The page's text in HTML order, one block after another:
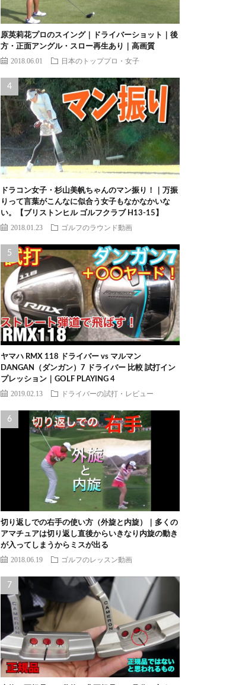
原英莉花プロのスイング｜ドライバーショット｜後
方・正面アングル・スロー再生あり｜高画質
2018.06.01 日本のトッププロ・女子
ドラコン女子・杉山美帆ちゃんのマン振り！｜万振
りって言葉がこんなに似合う女子もなかなかいな
い。【ブリストンヒル ゴルフクラブ H13-15】
2018.01.23 ゴルフのラウンド動画
ヤマハ RMX 118 ドライバー vs マルマン
DANGAN（ダンガン）7 ドライバー 比較 試打イン
プレッション｜GOLF PLAYING 4
2019.02.13 ドライバーの試打・レビュー
切り返しでの右手の使い方（外旋と内旋）｜多くの
アマチュアは切り返し直後からいきなり内旋の動き
が入ってしまうからミスが出る
2018.06.19 ゴルフのレッスン動画